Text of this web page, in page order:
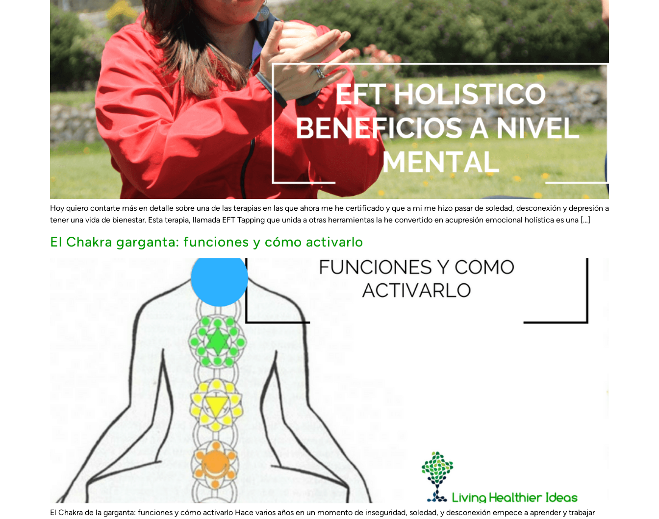
Hoy quiero contarte más en detalle sobre una de las terapias en las que ahora me he certificado y que a mi me hizo pasar de soledad, desconexión y depresión a
tener una vida de bienestar. Esta terapia, llamada EFT Tapping que unida a otras herramientas la he convertido en acupresión emocional holística es una […]
El Chakra garganta: funciones y cómo activarlo
El Chakra de la garganta: funciones y cómo activarlo Hace varios años en un momento de inseguridad, soledad, y desconexión empece a aprender y trabajar